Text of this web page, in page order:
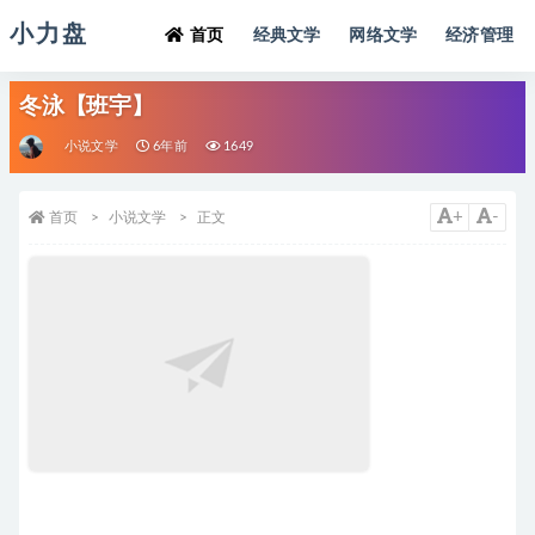
小力盘 首页 经典文学 网络文学 经济管理
冬泳【班宇】
小说文学 6年前 1649
+ -
首页 小说文学 正文